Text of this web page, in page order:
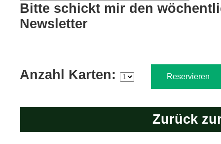
Bitte schickt mir den
Newsletter
Anzahl Karten:
Zurück